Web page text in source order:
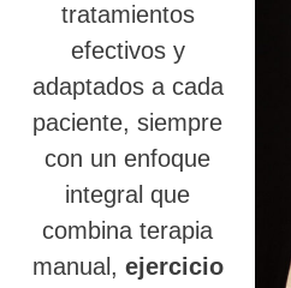
tratamientos
efectivos y
adaptados a cada
paciente, siempre
con un enfoque
integral que
combina terapia
manual, ejercicio